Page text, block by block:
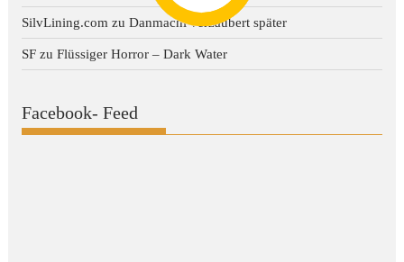
SilvLining.com zuDanmachi verzaubert später
SF zuFlüssiger Horror – Dark Water
Facebook- Feed